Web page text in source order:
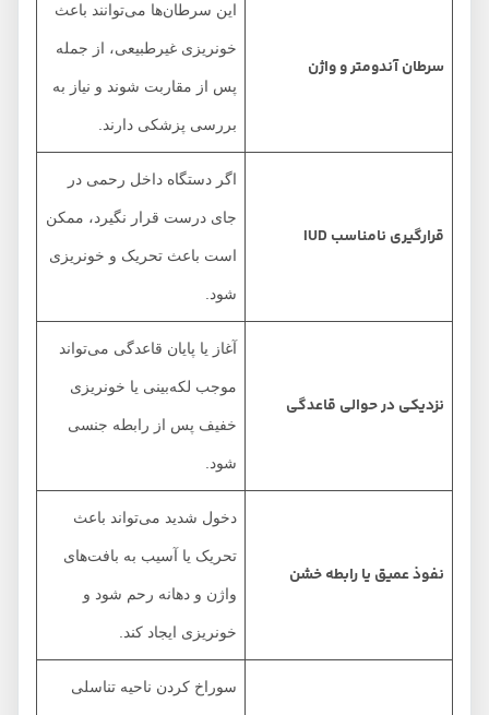
سرطان آندومتر و واژن
این سرطان‌ها می‌توانند باعث
خونریزی غیرطبیعی، از جمله
پس از مقاربت شوند و نیاز به
بررسی پزشکی دارند.
قرارگیری نامناسبIUD
اگر دستگاه داخل رحمی در
جای درست قرار نگیرد، ممکن
است باعث تحریک و خونریزی
نزدیکی در حوالی قاعدگی
آغاز یا پایان قاعدگی می‌تواند
موجب لکه‌بینی یا خونریزی
خفیف پس از رابطه جنسی
نفوذ عمیق یا رابطه خشن
دخول شدید می‌تواند باعث
تحریک یا آسیب به بافت‌های
واژن و دهانه رحم شود و
خونریزی ایجاد کند.
سوراخ کردن ناحیه تناسلی